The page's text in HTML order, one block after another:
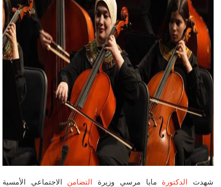
شهدت الدكتورة مايا مرسي وزيرة التضامن الاجتماعي الأمسية